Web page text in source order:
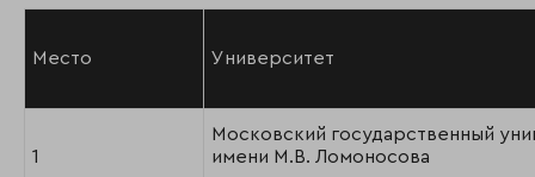
Место Университет
1
Московский государственный
имени М.В. Ломоносова